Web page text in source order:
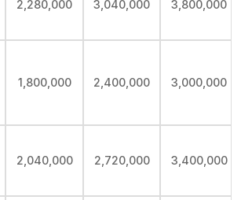
2,280,000 3,040,000 3,800,000
1,800,000 2,400,000 3,000,000
2,040,000 2,720,000 3,400,000